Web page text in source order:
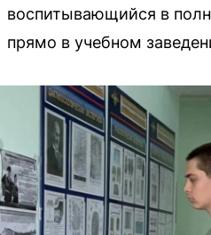
воспитывающийся в
прямо в учебном